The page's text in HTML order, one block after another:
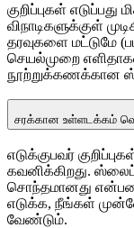
குறிப்புகள்
விநாடிகளுக்குள்
தரவுகளை மட்டுமே
செயல்முறை
நூற்றுக்கணக்கான
சரக்கான உள்ளடக்கம்
எடுக்குபவர்
கவனிக்கிறது.
சொந்தமானது
எடுக்க, நீங்கள்
வேண்டும்.